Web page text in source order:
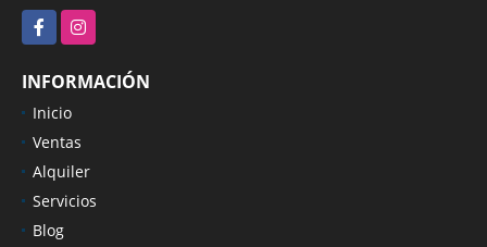
FacebookInstagram
INFORMACIÓN
Inicio
Ventas
Alquiler
Servicios
Blog